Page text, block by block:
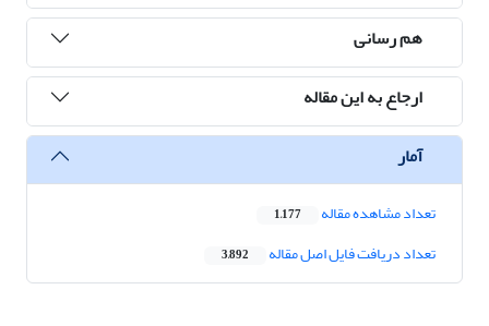
هم رسانی
ارجاع به این مقاله
آمار
تعداد مشاهده مقاله 1,177
تعداد دریافت فایل اصل مقاله 3,892